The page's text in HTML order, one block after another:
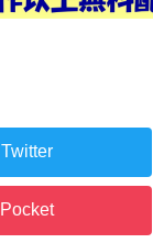
Twitter
Pocket